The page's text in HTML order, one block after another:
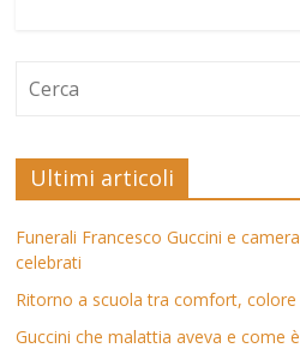
Ultimi articoli
Funerali Francesco Guccini e
celebrati
Ritorno a scuola tra comfort,
Guccini che malattia aveva e come